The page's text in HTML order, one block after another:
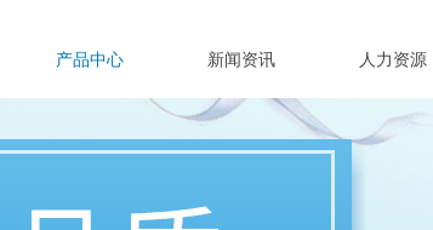
产品中心 新闻资讯 人力资源